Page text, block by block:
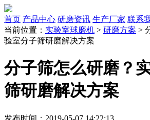
首页 产品中心 研磨资讯 生产厂家 联系
当前位置： 实验室球磨机 > 研磨方案 >
验室分子筛研磨解决方案
分子筛怎么研磨？
筛研磨解决方案
发布时间：2019-05-07 14:22:13